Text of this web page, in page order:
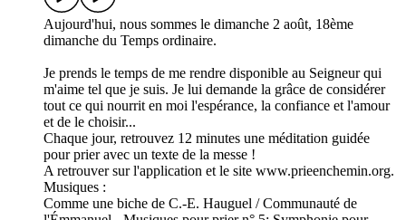
Aujourd'hui, nous sommes le dimanche 2 août, 18ème
dimanche du Temps ordinaire.
Je prends le temps de me rendre disponible au Seigneur qui
m'aime tel que je suis. Je lui demande la grâce de considérer
tout ce qui nourrit en moi l'espérance, la confiance et l'amour
et de le choisir...
Chaque jour, retrouvez 12 minutes une méditation guidée
pour prier avec un texte de la messe !
A retrouver sur l'application et le site www.prieenchemin.org.
Musiques :
Comme une biche de C.-E. Hauguel / Communauté de